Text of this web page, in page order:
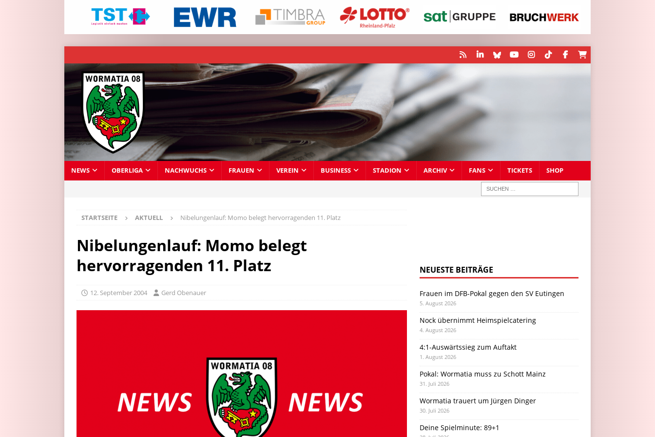
NEWS OBERLIGA NACHWUCHS FRAUEN VEREIN BUSINESS STADION ARCHIV FANS TICKETS SHOP
STARTSEITE AKTUELL Nibelungenlauf: Momo belegt hervorragenden 11. Platz
Nibelungenlauf: Momo belegt
hervorragenden 11. Platz
12. September 2004 Gerd Obenauer
NEUESTE BEITRÄGE
Frauen im DFB-Pokal gegen den SV Eutingen
5. August 2026
Nock übernimmt Heimspielcatering
4. August 2026
4:1-Auswärtssieg zum Auftakt
1. August 2026
Pokal: Wormatia muss zu Schott Mainz
31. Juli 2026
Wormatia trauert um Jürgen Dinger
30. Juli 2026
Deine Spielminute: 89+1